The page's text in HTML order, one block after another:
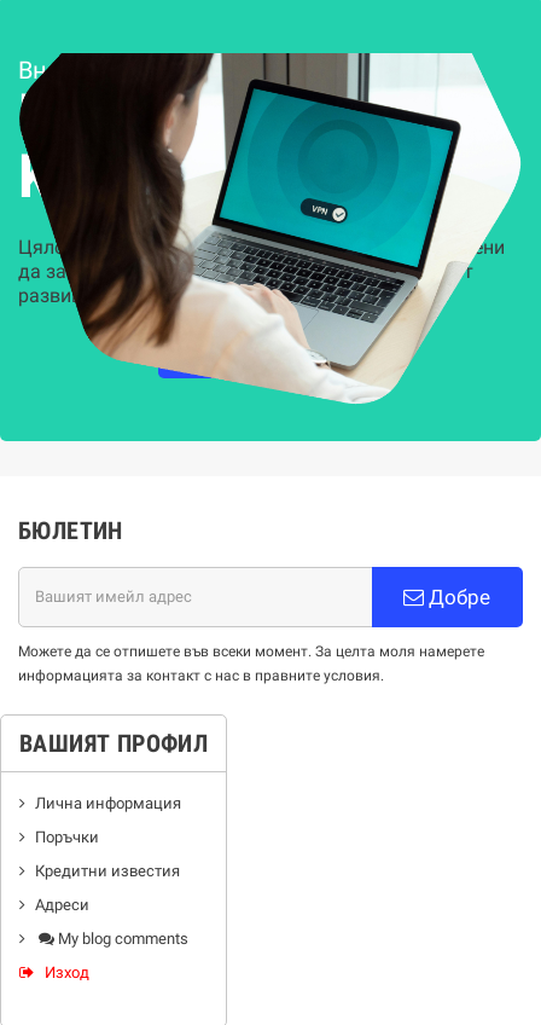
Внедряване и поддръжка
Решения за
Kиберсигурност
Цялостни, задвижвани от AI решения, предназначени
да защитят всеки слой на вашата организация от
развиващите се киберзаплахи.
НАУЧЕТЕ ПОВЕЧЕ
БЮЛЕТИН
Добре
Можете да се отпишете във всеки момент. За целта моля намерете
информацията за контакт с нас в правните условия.
ВАШИЯТ ПРОФИЛ
Лична информация
Поръчки
Кредитни известия
Адреси
My blog comments
Изход